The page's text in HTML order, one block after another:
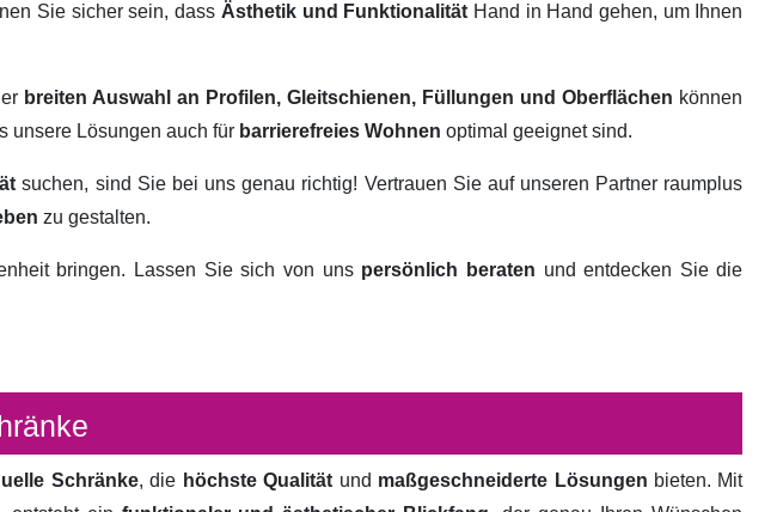
Sie sicher sein, dass Ästhetik und Funktionalität Hand in Hand gehen, um Ihnen
breiten Auswahl an Profilen, Gleitschienen, Füllungen und Oberflächen können
unsere Lösungen auch für barrierefreies Wohnen optimal geeignet sind.
suchen, sind Sie bei uns genau richtig! Vertrauen Sie auf unseren Partner raumplus
zu gestalten.
bringen. Lassen Sie sich von uns persönlich beraten und entdecken Sie die
Schränke, die höchste Qualität und maßgeschneiderte Lösungen bieten. Mit